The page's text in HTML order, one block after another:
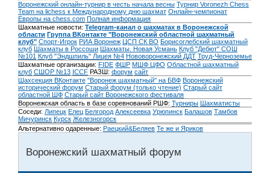
Воронежский онлайн-турнир в честь начала весны Турнир Voronezh Chess
Team на lichess к Международному дню шахмат Онлайн-чемпионат
Европы на chess.com Полная информация
Шахматные новости: Telegram-канал о шахматах в Воронежской
области Группа ВКонтакте "Воронежский областной шахматный
клуб" Спорт-Игрок РИА Воронеж ЦСП СК ВО Борисоглебский шахматный
клуб Шахматы в Россоши Шахматы. Новая Усмань Клуб "Дебют" СОШ
№101 Клуб "Эндшпиль" Лицея №4 Нововоронежский ДДТ Труд-Черноземье
Шахматные организации: FIDE ФШР МШФ ЦФО Областной шахматный
клуб СШОР №13 ICCF РАЗШ: форум сайт
Шахсекция ВКонтакте "Воронеж шахматный" на БВФ Воронежский
исторический форум Cтарый форум (только чтение) Старый сайт
областной ШФ Старый сайт Воронежского фестиваля
Воронежская область в базе соревнований РШФ: Турниры Шахматисты
Соседи: Липецк Елец Белгород Алексеевка Урюпинск Балашов Тамбов
Мичуринск Курск Железногорск
Альтернативно одаренные: Раецкий&Беляев Те же и Яриков
Воронежский шахматный форум